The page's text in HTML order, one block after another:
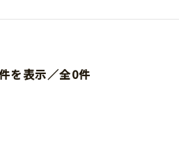
農業機械 家電用品
を表示／全0件